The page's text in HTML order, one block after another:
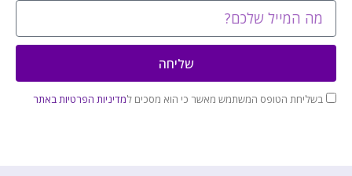
בשליחת הטופס המשתמש מאשר כי הוא מסכים למדיניות הפרטיות באתר
שליחה